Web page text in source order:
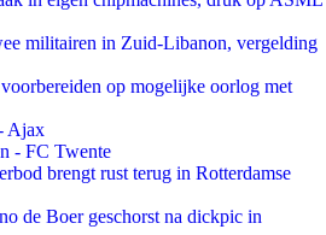
militairen in Zuid-Libanon, vergelding
op mogelijke oorlog met
Ajax
- FC Twente
brengt rust terug in Rotterdamse
de Boer geschorst na dickpic in